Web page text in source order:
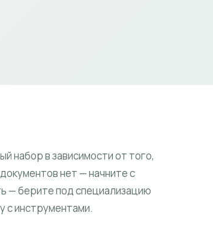
набор в зависимости от того,
нет — начните с
— берите под специализацию
с инструментами.